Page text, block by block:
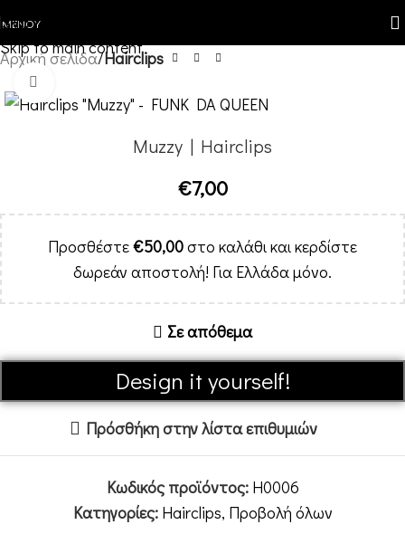
Skip to navigation
Skip to main content
ΜΕΝΟΎ
Αρχική σελίδα Hairclips
Muzzy | Hairclips
€7,00
Προσθέστε€50,00στο καλάθι και κερδίστε
δωρεάν αποστολή! Για Ελλάδα μόνο.
Σε απόθεμα
Design it yourself!
Alternative:
Πρόσθήκη στην λίστα επιθυμιών
Κωδικός προϊόντος: H0006
Κατηγορίες: Hairclips, Προβολή όλων